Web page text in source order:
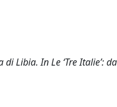
Libia. In Le ‘Tre Italie’: